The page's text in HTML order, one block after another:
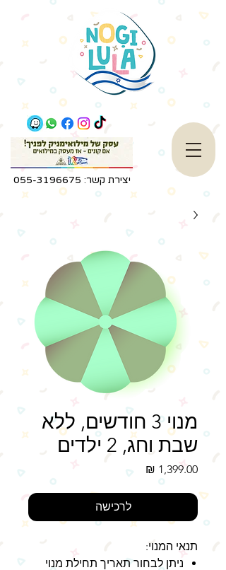
יצירת קשר: 055-3196675
מנוי 3 חודשים, ללא
שבת וחג, 2 ילדים
לרכישה
תנאי המנוי:
ניתן לבחור תאריך תחילת מנוי